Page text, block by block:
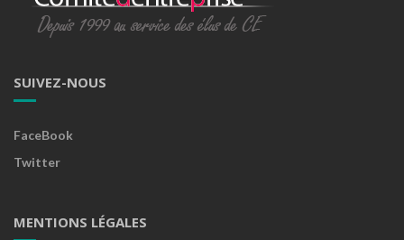
SUIVEZ-NOUS
FaceBook
Twitter
MENTIONS LÉGALES